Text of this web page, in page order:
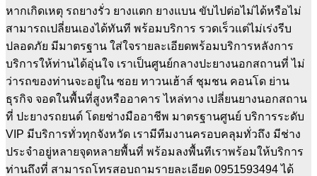
หากเกิดเหตุ รถยางรั่ว ยางแตก ยางแบน ขับไปต่อไม่ได้หรือไม่
สามารถเปลี่ยนเองได้ทันที พร้อมบริการ รวดเร็วแต่ไม่เร่งรีบ
ปลอดภัย มีมาตรฐาน ใส่ใจรายละเอียดพร้อมบริการหลังการ
บริการให้ท่านได้อุ่นใจ เราเป็นศูนย์กลางปะยางนอกสถานที่ ไม่
ว่ารถของท่านจะอยู่ใน ซอย ทาวนเฮ้าส์ ชุมชน คอนโด ย่าน
ธุรกิจ จอดในพื้นที่สูงหรืออาคาร ไหล่ทาง เปลี่ยนยางนอกสถาน
ที่ ปะยางรถยนต์ โดยช่างมืออาชีพ มาตรฐานศูนย์ บริการระดับ
VIP มีบริการทั่วทุกจังหวัด เรามีทีมงานครอบคลุมทั่วถึง มีช่าง
ประจำอยู่หลายจุดหลายพื้นที่ พร้อมลงพื้นทีเราพร้อมให้บริการ
ท่านถึงที่ สามารถโทรสอบถามรายละเอียด 0951593494 ได้